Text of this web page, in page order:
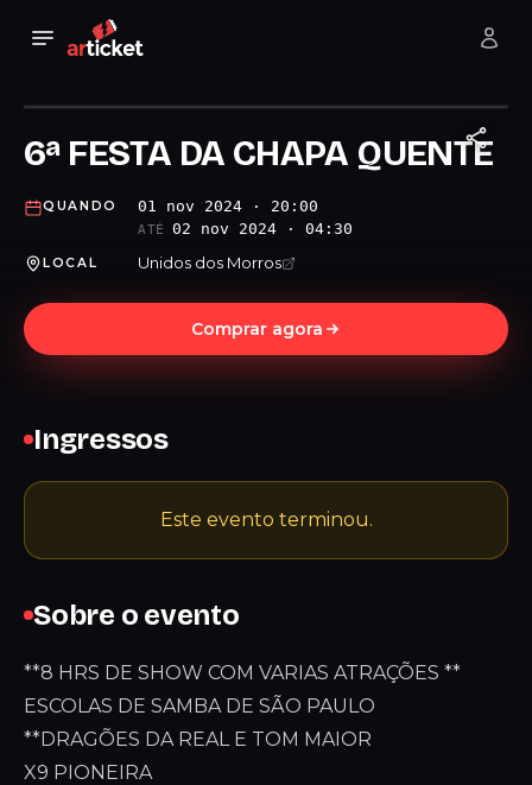
6ª FESTA DA CHAPA QUENTE
QUANDO 01 nov 2024 · 20:00
ATÉ 02 nov 2024 · 04:30
LOCAL Unidos dos Morros
Comprar agora
Sobre o evento
**8 HRS DE SHOW COM VARIAS ATRAÇÕES **
ESCOLAS DE SAMBA DE SÃO PAULO
**DRAGÕES DA REAL E TOM MAIOR
X9 PIONEIRA
Ingressos
Este evento terminou.